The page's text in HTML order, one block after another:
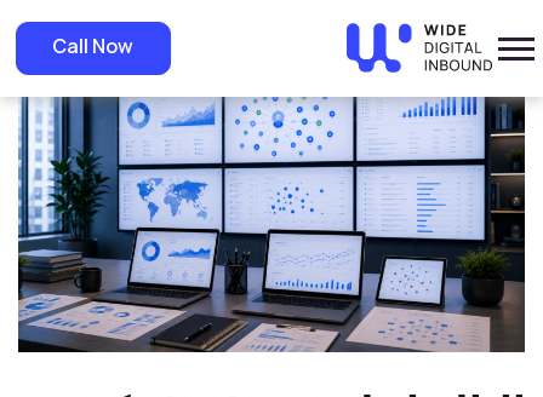
Call Now Home Blog
» الباك لينك في SEO: كيف ترفع ثقة موقعك بأمان؟